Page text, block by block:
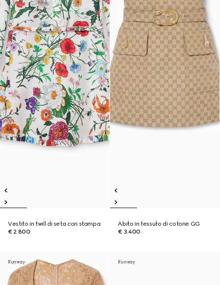
Vestito in twill di seta con stampa
€ 2.800
Abito in tessuto di cotone GG
€ 3.400
Runway Runway